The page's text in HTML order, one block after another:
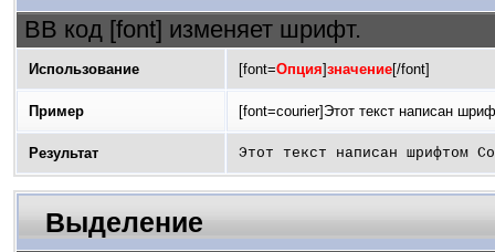
BB код [font] изменяет шрифт.
Использование [font=Опция]значение[/font]
Пример [font=courier]Этот текст написан
Результат Этот текст написан шрифтом
Выделение